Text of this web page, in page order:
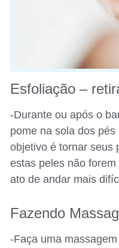
Esfoliação –
-Durante ou após o
pome na sola dos
objetivo é tornar seus
estas peles não
ato de andar mais
Fazendo
-Faça uma